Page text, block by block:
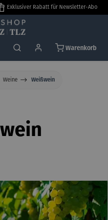
Exklusiver Rabatt für Newsletter-Abo
Warenkorb
Weine Weißwein